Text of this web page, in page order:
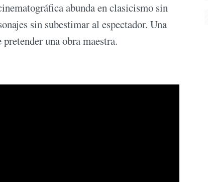
abunda en clasicismo sin
sin subestimar al espectador. Una
una obra maestra.